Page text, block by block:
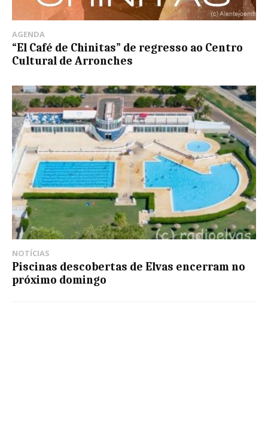
AGENDA
“El Café de Chinitas” de regresso ao Centro
Cultural de Arronches
NOTÍCIAS
Piscinas descobertas de Elvas encerram no
próximo domingo